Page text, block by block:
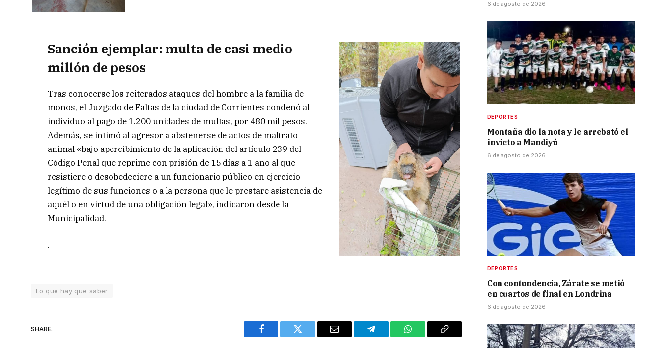
Sanción ejemplar: multa de casi medio
millón de pesos
Tras conocerse los reiterados ataques del hombre a la familia de
monos, el Juzgado de Faltas de la ciudad de Corrientes condenó al
individuo al pago de 1.200 unidades de multas, por 480 mil pesos.
Además, se intimó al agresor a abstenerse de actos de maltrato
animal «bajo apercibimiento de la aplicación del artículo 239 del
Código Penal que reprime con prisión de 15 días a 1 año al que
resistiere o desobedeciere a un funcionario público en ejercicio
legítimo de sus funciones o a la persona que le prestare asistencia de
aquél o en virtud de una obligación legal», indicaron desde la
Municipalidad.
.
Lo que hay que saber
SHARE.
Facebook Twitter Email Telegram WhatsAppCopy
6 de agosto de 2026
DEPORTES
Montaña dio la nota y le arrebató el
invicto a Mandiyú
6 de agosto de 2026
DEPORTES
Con contundencia, Zárate se metió
en cuartos de final en Londrina
6 de agosto de 2026